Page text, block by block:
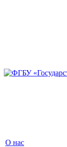
О нас